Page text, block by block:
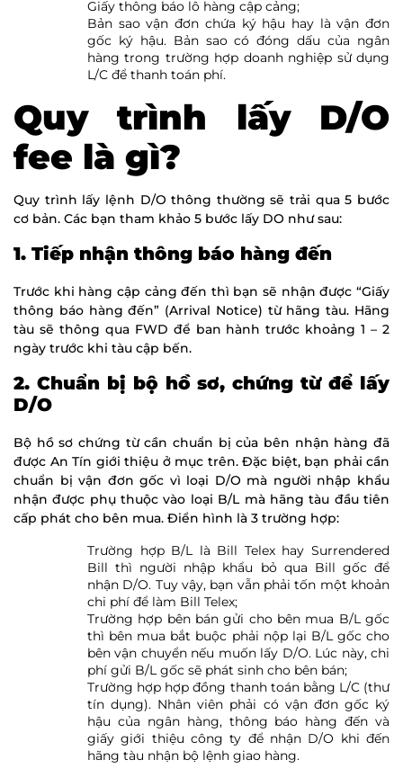
Giấy thông báo lô hàng cập cảng;
Bản sao vận đơn chứa ký hậu hay là vận đơn
gốc ký hậu. Bản sao có đóng dấu của ngân
hàng trong trường hợp doanh nghiệp sử dụng
L/C để thanh toán phí.
Quy trình lấy D/O
fee là gì?
Quy trình lấy lệnh D/O thông thường sẽ trải qua 5 bước
cơ bản. Các bạn tham khảo 5 bước lấy DO như sau:
1. Tiếp nhận thông báo hàng đến
Trước khi hàng cập cảng đến thì bạn sẽ nhận được “Giấy
thông báo hàng đến” (Arrival Notice) từ hãng tàu. Hãng
tàu sẽ thông qua FWD để ban hành trước khoảng 1 – 2
ngày trước khi tàu cập bến.
2. Chuẩn bị bộ hồ sơ, chứng từ để lấy
D/O
Bộ hồ sơ chứng từ cần chuẩn bị của bên nhận hàng đã
được An Tín giới thiệu ở mục trên. Đặc biệt, bạn phải cần
chuẩn bị vận đơn gốc vì loại D/O mà người nhập khẩu
nhận được phụ thuộc vào loại B/L mà hãng tàu đầu tiên
cấp phát cho bên mua. Điển hình là 3 trường hợp:
Trường hợp B/L là Bill Telex hay Surrendered
Bill thì người nhập khẩu bỏ qua Bill gốc để
nhận D/O. Tuy vậy, bạn vẫn phải tốn một khoản
chi phí để làm Bill Telex;
Trường hợp bên bán gửi cho bên mua B/L gốc
thì bên mua bắt buộc phải nộp lại B/L gốc cho
bên vận chuyển nếu muốn lấy D/O. Lúc này, chi
phí gửi B/L gốc sẽ phát sinh cho bên bán;
Trường hợp hợp đồng thanh toán bằng L/C (thư
tín dụng). Nhân viên phải có vận đơn gốc ký
hậu của ngân hàng, thông báo hàng đến và
giấy giới thiệu công ty để nhận D/O khi đến
hãng tàu nhận bộ lệnh giao hàng.